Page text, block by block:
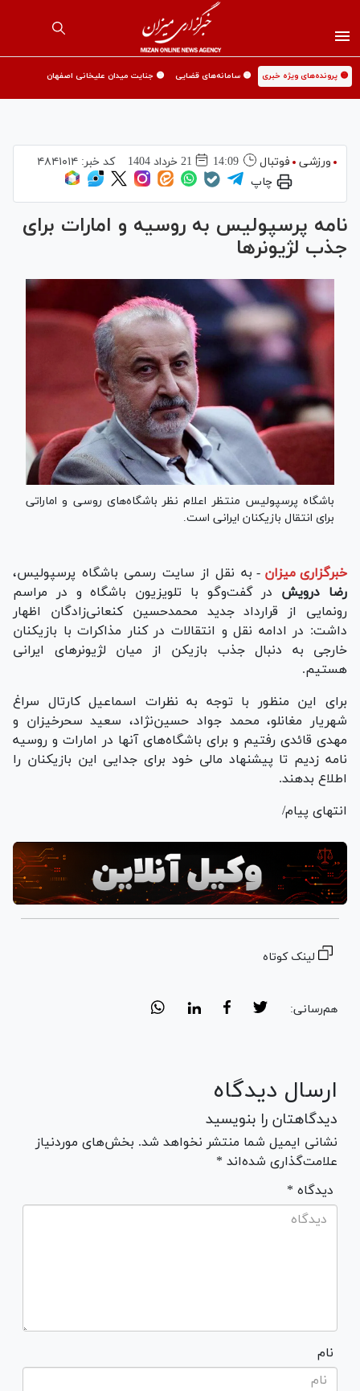
🟡 پرونده‌های ویژه خبری 🟡 سامانه‌های قضایی 🟡 جنایت میدان علیخانی اصفهان
ورزشی فوتبال 14:09 21 خرداد 1404 کد خبر:۴۸۴۱۰۱۴
چاپ
نامه پرسپولیس به روسیه و امارات برای
جذب لژیونر‌ها
باشگاه پرسپولیس منتظر اعلام نظر باشگاه‌های روسی و اماراتی
برای انتقال بازیکنان ایرانی است.
خبرگزاری میزان - به نقل از سایت رسمی باشگاه پرسپولیس،
رضا درویش در گفت‌و‌گو با تلویزیون باشگاه و در مراسم
رونمایی از قرارداد جدید محمدحسین کنعانی‌زادگان اظهار
داشت: در ادامه نقل و انتقالات در کنار مذاکرات با بازیکنان
خارجی به دنبال جذب بازیکن از میان لژیونر‌های ایرانی
هستیم.
برای این منظور با توجه به نظرات اسماعیل کارتال سراغ
شهریار مغانلو، محمد جواد حسین‌نژاد، سعید سحرخیزان و
مهدی قائدی رفتیم و برای باشگاه‌های آنها در امارات و روسیه
نامه زدیم تا پیشنهاد مالی خود برای جدایی این بازیکنان را
اطلاع بدهند.
انتهای پیام/
لینک کوتاه
هم‌رسانی:
ارسال دیدگاه
دیدگاهتان را بنویسید
نشانی ایمیل شما منتشر نخواهد شد. بخش‌های موردنیاز
علامت‌گذاری شده‌اند *
* دیدگاه
نام